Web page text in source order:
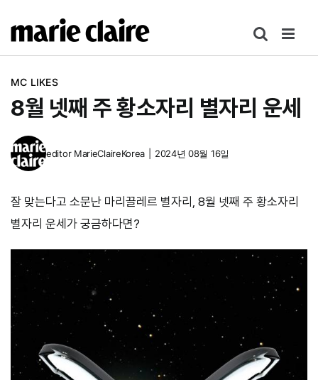
텐
MC LIKES
8월 넷째 주 황소자리 별자리 운세
editor MarieClaireKorea 2024년 08월 16일
잘 맞는다고 소문난 마리끌레르 별자리, 8월 넷째 주 황소자리
별자리 운세가 궁금하다면?